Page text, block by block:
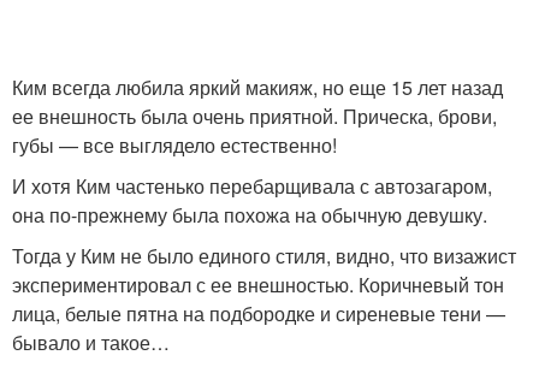
Ким всегда любила яркий макияж, но еще 15 лет назад
ее внешность была очень приятной. Прическа, брови,
губы — все выглядело естественно!
И хотя Ким частенько перебарщивала с автозагаром,
она по-прежнему была похожа на обычную девушку.
Тогда у Ким не было единого стиля, видно, что визажист
экспериментировал с ее внешностью. Коричневый тон
лица, белые пятна на подбородке и сиреневые тени —
бывало и такое…